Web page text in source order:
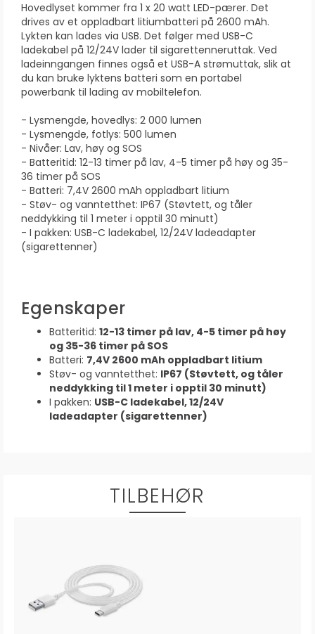
Hovedlyset kommer fra 1 x 20 watt LED-pærer. Det
drives av et oppladbart litiumbatteri på 2600 mAh.
Lykten kan lades via USB. Det følger med USB-C
ladekabel på 12/24V lader til sigarettenneruttak. Ved
ladeinngangen finnes også et USB-A strømuttak, slik at
du kan bruke lyktens batteri som en portabel
powerbank til lading av mobiltelefon.
- Lysmengde, hovedlys: 2 000 lumen
- Lysmengde, fotlys: 500 lumen
- Nivåer: Lav, høy og SOS
- Batteritid: 12-13 timer på lav, 4-5 timer på høy og 35-
36 timer på SOS
- Batteri: 7,4V 2600 mAh oppladbart litium
- Støv- og vanntetthet: IP67 (Støvtett, og tåler
neddykking til 1 meter i opptil 30 minutt)
- I pakken: USB-C ladekabel, 12/24V ladeadapter
(sigarettenner)
Egenskaper
Batteritid: 12-13 timer på lav, 4-5 timer på høy
og 35-36 timer på SOS
Batteri: 7,4V 2600 mAh oppladbart litium
Støv- og vanntetthet: IP67 (Støvtett, og tåler
neddykking til 1 meter i opptil 30 minutt)
I pakken: USB-C ladekabel, 12/24V
ladeadapter (sigarettenner)
TILBEHØR